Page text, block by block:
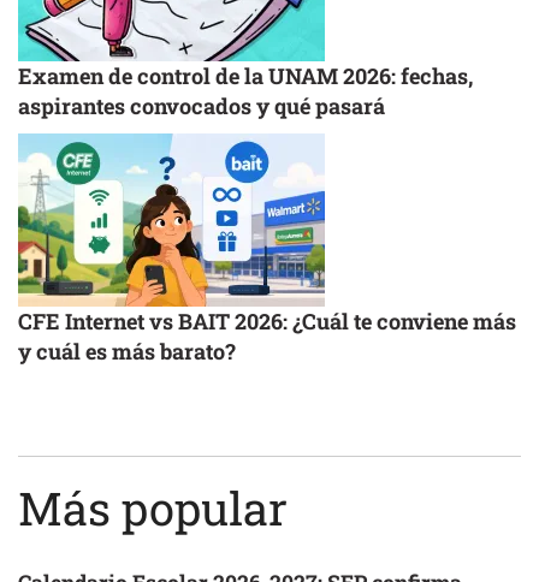
Examen de control de la UNAM 2026: fechas,
aspirantes convocados y qué pasará
CFE Internet vs BAIT 2026: ¿Cuál te conviene más
y cuál es más barato?
Más popular